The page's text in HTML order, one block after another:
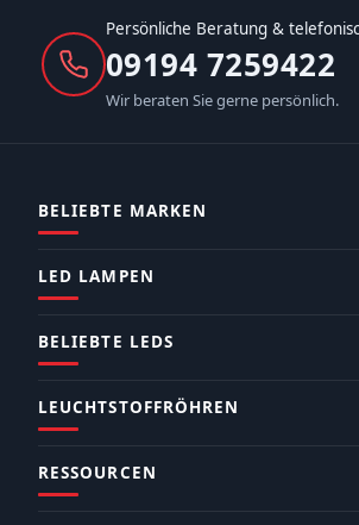
Persönliche Beratung &
09194 7259422
Wir beraten Sie gerne persönlich.
BELIEBTE MARKEN
LED LAMPEN
BELIEBTE LEDS
LEUCHTSTOFFRÖHREN
RESSOURCEN